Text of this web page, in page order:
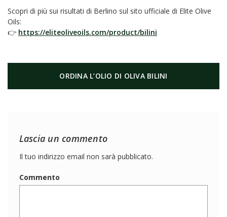
Scopri di più sui risultati di Berlino sul sito ufficiale di Elite Olive
Oils:
👉 https://eliteoliveoils.com/product/bilini
ORDINA L’OLIO DI OLIVA BILINI
Lascia un commento
Il tuo indirizzo email non sarà pubblicato.
Commento